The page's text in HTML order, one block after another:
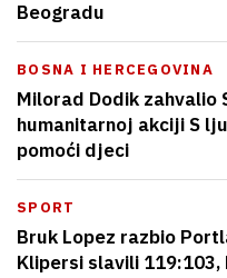
Beogradu
BOSNA I HERCEGOVINA
Milorad Dodik zahvalio
humanitarnoj akciji S
pomoći djeci
SPORT
Bruk Lopez razbio
Klipersi slavili